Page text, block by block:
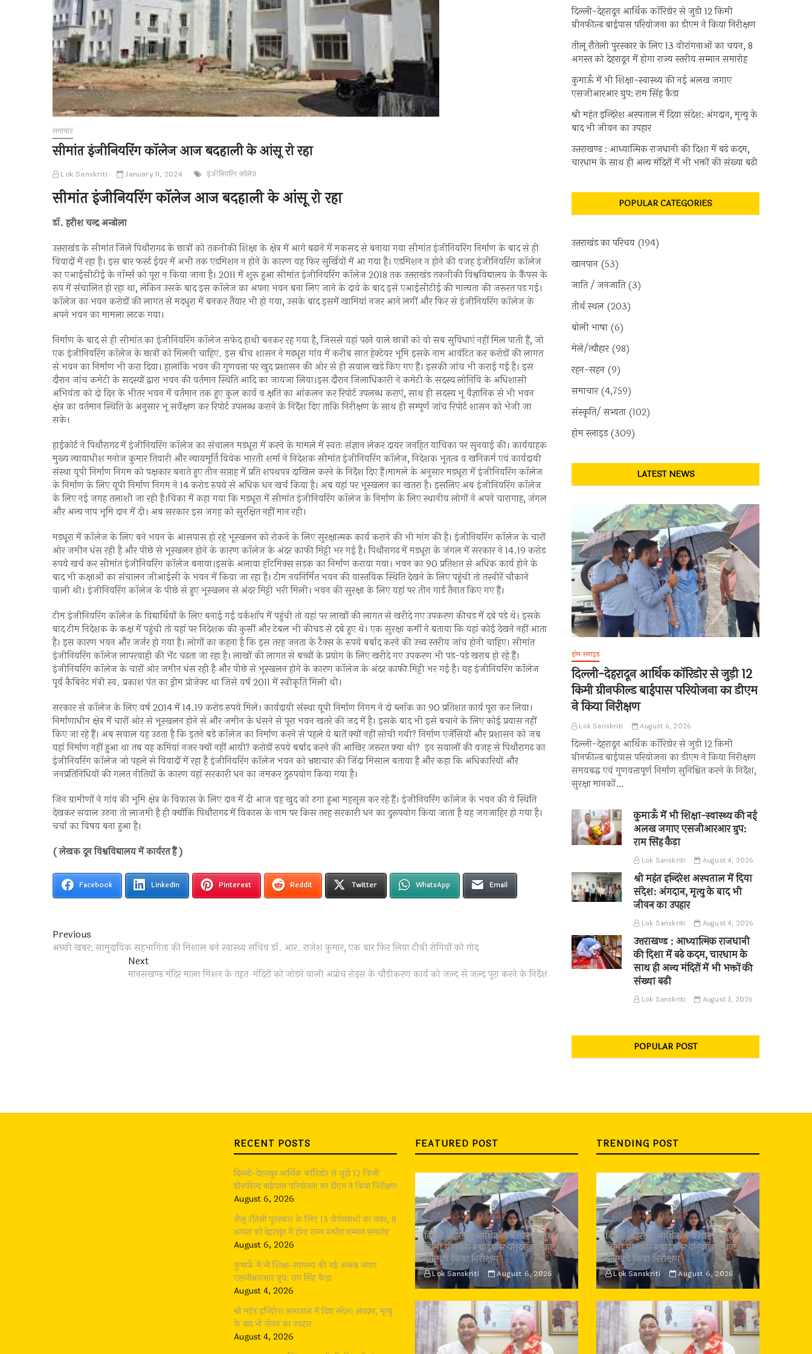
समाचार
सीमांत इंजीनियरिंग कॉलेज आज बदहाली के आंसू रो रहा
Lok Sanskriti January 11, 2024 इंजीनियरिंग कॉलेज
सीमांत इंजीनियरिंग कॉलेज आज बदहाली के आंसू रो रहा
डॉ. हरीश चन्द्र अन्डोला
उत्तराखंड के सीमांत जिले पिथौरागढ़ के छात्रों को तकनीकी शिक्षा के क्षेत्र में आगे बढ़ाने में मकसद से बनाया गया सीमांत इंजीनियरिंग निर्माण के बाद से ही
विवादों में रहा है। इस बार फर्स्ट ईयर में अभी तक एडमिशन न होने के कारण यह फिर सुर्खियों में आ गया है। एडमिशन न होने की वजह इंजीनियरिंग कॉलेज
का एआईसीटीई के नॉर्म्स को पूरा न किया जाना है। 2011 में शुरू हुआ सीमांत इंजीनियरिंग कॉलेज 2018 तक उत्तराखंड तकनीकी विश्वविद्यालय के कैंपस के
रूप में संचालित हो रहा था, लेकिन उसके बाद इस कॉलेज का अपना भवन बना लिए जाने के दावे के बाद इसे एआईसीटीई की मान्यता की जरूरत पड़ गई।
कॉलेज का भवन करोड़ों की लागत से मदधुरा में बनकर तैयार भी हो गया, उसके बाद इसमें खामियां नजर आने लगीं और फिर से इंजीनियरिंग कॉलेज के
अपने भवन का मामला लटक गया।
निर्माण के बाद से ही सीमांत का इंजीनियरिंग कॉलेज सफेद हाथी बनकर रह गया है, जिससे यहां पढ़ने वाले छात्रों को वो सब सुविधाएं नहीं मिल पाती हैं, जो
एक इंजीनियरिंग कॉलेज के छात्रों को मिलनी चाहिए. इस बीच शासन ने मढ़धूरा गांव में करीब सात हेक्टेयर भूमि इसके नाम आवंटित कर करोड़ों की लागत
से भवन का निर्माण भी करा दिया। हालांकि भवन की गुणवत्ता पर खुद प्रशासन की ओर से ही सवाल खड़े किए गए हैं। इसकी जांच भी कराई गई है। इस
दौरान जांच कमेटी के सदस्यों द्वारा भवन की वर्तमान स्थिति आदि का जायजा लिया।इस दौरान जिलाधिकारी ने कमेटी के सदस्य लोनिवि के अधिशासी
अभियंता को दो दिन के भीतर भवन में वर्तमान तक हुए कुल कार्य व क्षति का आंकलन कर रिपोर्ट उपलब्ध कराएं, साथ ही सदस्य भू वैज्ञानिक से भी भवन
क्षेत्र का वर्तमान स्थिति के अनुसार भू सर्वेक्षण कर रिपोर्ट उपलब्ध कराने के निर्देश दिए ताकि निरीक्षण के साथ ही सम्पूर्ण जांच रिपोर्ट शासन को भेजी जा
सके।
हाईकोर्ट ने पिथौरागढ़ में इंजीनियरिंग कॉलेज का संचालन मड़धूरा में करने के मामले में स्वतः संज्ञान लेकर दायर जनहित याचिका पर सुनवाई की। कार्यवाहक
मुख्य न्यायाधीश मनोज कुमार तिवारी और न्यायमूर्ति विवेक भारती शर्मा ने निदेशक सीमांत इंजीनियरिंग कॉलेज, निदेशक भूतत्व व खनिकर्म एवं कार्यदायी
संस्था यूपी निर्माण निगम को पक्षकार बनाते हुए तीन सप्ताह में प्रति शपथपत्र दाखिल करने के निर्देश दिए हैं।मामले के अनुसार मड़धूरा में इंजीनियरिंग कॉलेज
के निर्माण के लिए यूपी निर्माण निगम ने 14 करोड़ रुपये से अधिक धन खर्च किया है। अब यहां पर भूस्खलन का खतरा है। इसलिए अब इंजीनियरिंग कॉलेज
के लिए नई जगह तलाशी जा रही है।चिका में कहा गया कि मड़धूरा में सीमांत इंजीनियरिंग कॉलेज के निर्माण के लिए स्थानीय लोगों ने अपने चारागाह, जंगल
और अन्य नाप भूमि दान में दी। अब सरकार इस जगह को सुरक्षित नहीं मान रही।
मड़धूरा में कॉलेज के लिए बने भवन के आसपास हो रहे भूस्खलन को रोकने के लिए सुरक्षात्मक कार्य कराने की भी मांग की है। इंजीनियरिंग कॉलेज के चारों
ओर जमीन धंस रही है और पीछे से भूस्खलन होने के कारण कॉलेज के अंदर काफी मिट्टी भर गई है। पिथौरागढ़ में मड़धूरा के जंगल में सरकार ने 14.19 करोड़
रुपये खर्च कर सीमांत इंजीनियरिंग कॉलेज बनाया।इसके अलावा हॉटमिक्स सड़क का निर्माण कराया गया। भवन का 90 प्रतिशत से अधिक कार्य होने के
बाद भी कक्षाओं का संचालन जीआईसी के भवन में किया जा रहा है। टीम नवनिर्मित भवन की वास्तविक स्थिति देखने के लिए पहुंची तो तस्वीरें चौकाने
वाली थी। इंजीनियरिंग कॉलेज के पीछे से हुए भूस्खलन से अंदर मिट्टी भरी मिली। भवन की सुरक्षा के लिए यहां पर तीन गार्ड तैनात किए गए हैं।
टीम इंजीनियरिंग कॉलेज के विद्यार्थियों के लिए बनाई गई वर्कशाॅप में पहुंची तो यहां पर लाखों की लागत से खरीदे गए उपकरण कीचड़ में दबे पड़े थे। इसके
बाद टीम निदेशक के कक्ष में पहुंची तो यहां पर निदेशक की कुर्सी और टेबल भी कीचड़ से दबे हुए थे। एक सुरक्षा कर्मी ने बताया कि यहां कोई देखने नहीं आता
है। इस कारण भवन और जर्जर हो गया है। लोगों का कहना है कि इस तरह जनता के टैक्स के रुपये बर्बाद करने की उच्च स्तरीय जांच होनी चाहिए। सीमांत
इंजीनियरिंग कॉलेज लापरवाही की भेंट चढ़ता जा रहा है। लाखों की लागत से बच्चों के प्रयोग के लिए खरीदे गए उपकरण भी पड़-पड़े खराब हो रहे हैं।
इंजीनियरिंग कॉलेज के चारों ओर जमीन धंस रही है और पीछे से भूस्खलन होने के कारण कॉलेज के अंदर काफी मिट्टी भर गई है। यह इंजीनियरिंग कॉलेज
पूर्व कैबिनेट मंत्री स्व. प्रकाश पंत का ड्रीम प्रोजेक्ट था जिसे वर्ष 2011 में स्वीकृति मिली थी।
सरकार से कॉलेज के लिए वर्ष 2014 में 14.19 करोड़ रुपये मिले। कार्यदायी संस्था यूपी निर्माण निगम ने दो ब्लाॅक का 90 प्रतिशत कार्य पूरा कर लिया।
निर्माणाधीन क्षेत्र में चारों ओर से भूस्खलन होने से और जमीन के धंसने से पूरा भवन खतरे की जद में है। इसके बाद भी इसे बचाने के लिए कोई प्रयास नहीं
किए जा रहे हैं। अब सवाल यह उठता है कि इतने बड़े कॉलेज का निर्माण करने से पहले ये बातें क्यों नहीं सोची गयी? निर्माण एजेंसियों और प्रशासन को जब
यहां निर्माण नहीं हुआ था तब यह कमियां नजर क्यों नहीं आयी? करोड़ों रुपये बर्बाद करने की आखिर जरूरत क्या थी? इन सवालों की वजह से पिथौरागढ़ का
इंजीनियरिंग कॉलेज जो पहले से विवादों में रहा है इंजीनियरिंग कॉलेज भवन को भ्रष्टाचार की जिंदा मिसाल बताया है और कहा कि अधिकारियों और
जनप्रतिनिधियों की गलत नीतियों के कारण यहां सरकारी धन का जमकर दुरुपयोग किया गया है।
जिन ग्रामीणों ने गांव की भूमि क्षेत्र के विकास के लिए दान में दी आज वह खुद को ठगा हुआ महसूस कर रहे हैं। इंजीनियरिंग कॉलेज के भवन की ये स्थिति
देखकर सवाल उठना तो लाजमी है ही क्योंकि पिथौरागढ़ में विकास के नाम पर किस तरह सरकारी धन का दुरूपयोग किया जाता है यह जगजाहिर हो गया है।
चर्चा का विषय बना हुआ है।
( लेखक दून विश्वविद्यालय में कार्यरत हैं )
Facebook LinkedIn Pinterest Reddit Twitter WhatsApp Email
Post
navigation
Previous
post:
अच्छी खबर: सामुदायिक सहभागिता की मिशाल बने स्वास्थ्य सचिव डॉ. आर. राजेश कुमार, एक बार फिर लिया टीबी रोगियों को गोद
NextNext
post:
मानसखण्ड मंदिर माला मिशन के तहत मंदिरों को जोड़ने वाली अप्रोच रोड्स के चौड़ीकरण कार्य को जल्द से जल्द पूरा करने के निर्देश
दिल्ली-देहरादून आर्थिक कॉरिडोर से जुड़ी 12 किमी
ग्रीनफील्ड बाईपास परियोजना का डीएम ने किया निरीक्षण
तीलू रौतेली पुरस्कार के लिए 13 वीरांगनाओं का चयन, 8
अगस्त को देहरादून में होगा राज्य स्तरीय सम्मान समारोह
कुमाऊँ में भी शिक्षा-स्वास्थ्य की नई अलख जगाए
एसजीआरआर ग्रुप: राम सिंह कैड़ा
श्री महंत इन्दिरेश अस्पताल में दिया संदेश: अंगदान, मृत्यु के
बाद भी जीवन का उपहार
उत्तराखण्ड : आध्यात्मिक राजधानी की दिशा में बढ़े कदम,
चारधाम के साथ ही अन्य मंदिरों में भी भक्तों की संख्या बढ़ी
POPULAR CATEGORIES
उत्तराखंड का परिचय (194)
खानपान (53)
जाति / जनजाति(3)
तीर्थ स्थल (203)
बोली भाषा (6)
मेले/त्यौहार(98)
रहन-सहन (9)
समाचार(4,759)
संस्कृति/ सभ्यता (102)
होम स्लाइड(309)
LATEST NEWS
होम स्लाइड
दिल्ली-देहरादून आर्थिक कॉरिडोर से जुड़ी 12
किमी ग्रीनफील्ड बाईपास परियोजना का डीएम
ने किया निरीक्षण
Lok Sanskriti August 6, 2026
दिल्ली-देहरादून आर्थिक कॉरिडोर से जुड़ी 12 किमी
ग्रीनफील्ड बाईपास परियोजना का डीएम ने किया निरीक्षण
समयबद्ध एवं गुणवत्तापूर्ण निर्माण सुनिश्चित करने के निर्देश,
सुरक्षा मानकों…
कुमाऊँ में भी शिक्षा-स्वास्थ्य की नई
अलख जगाए एसजीआरआर ग्रुप:
राम सिंह कैड़ा
Lok Sanskriti August 4, 2026
श्री महंत इन्दिरेश अस्पताल में दिया
संदेश: अंगदान, मृत्यु के बाद भी
जीवन का उपहार
Lok Sanskriti August 4, 2026
उत्तराखण्ड : आध्यात्मिक राजधानी
की दिशा में बढ़े कदम, चारधाम के
साथ ही अन्य मंदिरों में भी भक्तों की
संख्या बढ़ी
Lok Sanskriti August 3, 2026
POPULAR POST
RECENT POSTS
दिल्ली-देहरादून आर्थिक कॉरिडोर से जुड़ी 12 किमी
ग्रीनफील्ड बाईपास परियोजना का डीएम ने किया निरीक्षण
August 6, 2026
तीलू रौतेली पुरस्कार के लिए 13 वीरांगनाओं का चयन, 8
अगस्त को देहरादून में होगा राज्य स्तरीय सम्मान समारोह
August 6, 2026
कुमाऊँ में भी शिक्षा-स्वास्थ्य की नई अलख जगाए
एसजीआरआर ग्रुप: राम सिंह कैड़ा
August 4, 2026
श्री महंत इन्दिरेश अस्पताल में दिया संदेश: अंगदान, मृत्यु
के बाद भी जीवन का उपहार
August 4, 2026
FEATURED POST
दिल्ली-देहरादून आर्थिक कॉरिडोर से जुड़ी 12
किमी ग्रीनफील्ड बाईपास परियोजना का
डीएम ने किया निरीक्षण
Lok Sanskriti August 6, 2026
TRENDING POST
दिल्ली-देहरादून आर्थिक कॉरिडोर से जुड़ी 12
किमी ग्रीनफील्ड बाईपास परियोजना का
डीएम ने किया निरीक्षण
Lok Sanskriti August 6, 2026